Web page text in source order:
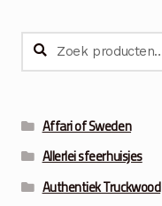
Zoeken
naar:
Zoeken
Affari of Sweden
Allerlei sfeerhuisjes
Authentiek Truckwood